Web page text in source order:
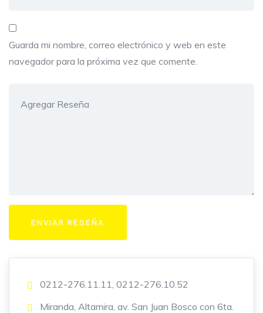
Guarda mi nombre, correo electrónico y web en este
navegador para la próxima vez que comente.
0212-276.11.11, 0212-276.10.52
Miranda, Altamira, av. San Juan Bosco con 6ta.